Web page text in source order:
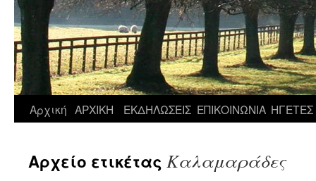
Αρχική ΑΡΧΙΚΗ ΕΚΔΗΛΩΣΕΙΣ ΕΠΙΚΟΙΝΩΝΙΑ ΗΓΕΤΕΣ
Αρχείο ετικέτας Καλαμαράδες